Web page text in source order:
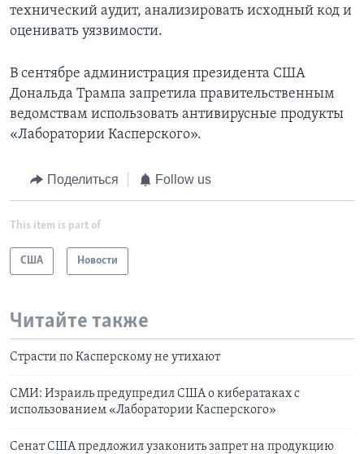
технический аудит, анализировать исходный код и
оценивать уязвимости.
В сентябре администрация президента США
Дональда Трампа запретила правительственным
ведомствам использовать антивирусные продукты
«Лаборатории Касперского».
Поделиться Follow us
This item is part of
США Новости
Читайте также
Страсти по Касперскому не утихают
СМИ: Израиль предупредил США о кибератаках с
использованием «Лаборатории Касперского»
Сенат США предложил узаконить запрет на продукцию